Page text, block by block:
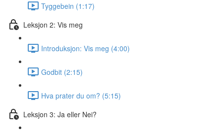
Tyggebein (1:17)
Leksjon 2: Vis meg
Introduksjon: Vis meg (4:00)
Godbit (2:15)
Hva prater du om? (5:15)
Leksjon 3: Ja eller Nei?